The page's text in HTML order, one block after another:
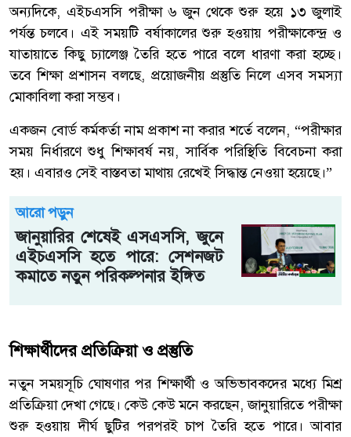
অন্যদিকে, এইচএসসি পরীক্ষা ৬ জুন থেকে শুরু হয়ে ১৩ জুলাই
পর্যন্ত চলবে। এই সময়টি বর্ষাকালের শুরু হওয়ায় পরীক্ষাকেন্দ্র ও
যাতায়াতে কিছু চ্যালেঞ্জ তৈরি হতে পারে বলে ধারণা করা হচ্ছে।
তবে শিক্ষা প্রশাসন বলছে, প্রয়োজনীয় প্রস্তুতি নিলে এসব সমস্যা
মোকাবিলা করা সম্ভব।
একজন বোর্ড কর্মকর্তা নাম প্রকাশ না করার শর্তে বলেন, “পরীক্ষার
সময় নির্ধারণে শুধু শিক্ষাবর্ষ নয়, সার্বিক পরিস্থিতি বিবেচনা করা
হয়। এবারও সেই বাস্তবতা মাথায় রেখেই সিদ্ধান্ত নেওয়া হয়েছে।”
আরো পড়ুন
জানুয়ারির শেষেই এসএসসি, জুনে
এইচএসসি হতে পারে: সেশনজট
কমাতে নতুন পরিকল্পনার ইঙ্গিত
শিক্ষার্থীদের প্রতিক্রিয়া ও প্রস্তুতি
নতুন সময়সূচি ঘোষণার পর শিক্ষার্থী ও অভিভাবকদের মধ্যে মিশ্র
প্রতিক্রিয়া দেখা গেছে। কেউ কেউ মনে করছেন, জানুয়ারিতে পরীক্ষা
শুরু হওয়ায় দীর্ঘ ছুটির পরপরই চাপ তৈরি হতে পারে। আবার